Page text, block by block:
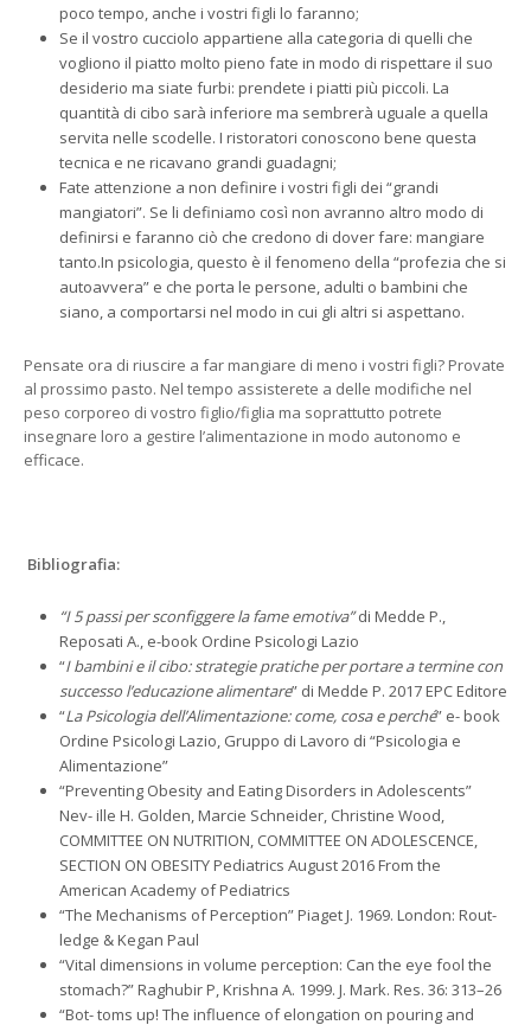
poco tempo, anche i vostri figli lo faranno;
Se il vostro cucciolo appartiene alla categoria di quelli che
vogliono il piatto molto pieno fate in modo di rispettare il suo
desiderio ma siate furbi: prendete i piatti più piccoli. La
quantità di cibo sarà inferiore ma sembrerà uguale a quella
servita nelle scodelle. I ristoratori conoscono bene questa
tecnica e ne ricavano grandi guadagni;
Fate attenzione a non definire i vostri figli dei “grandi
mangiatori”. Se li definiamo così non avranno altro modo di
definirsi e faranno ciò che credono di dover fare: mangiare
tanto.In psicologia, questo è il fenomeno della “profezia che si
autoavvera” e che porta le persone, adulti o bambini che
siano, a comportarsi nel modo in cui gli altri si aspettano.
Pensate ora di riuscire a far mangiare di meno i vostri figli? Provate
al prossimo pasto. Nel tempo assisterete a delle modifiche nel
peso corporeo di vostro figlio/figlia ma soprattutto potrete
insegnare loro a gestire l’alimentazione in modo autonomo e
efficace.
Bibliografia:
“I 5 passi per sconfiggere la fame emotiva”di Medde P.,
Reposati A., e-book Ordine Psicologi Lazio
“I bambini e il cibo: strategie pratiche per portare a termine con
successo l’educazione alimentare” di Medde P. 2017 EPC Editore
“La Psicologia dell’Alimentazione: come, cosa e perché” e- book
Ordine Psicologi Lazio, Gruppo di Lavoro di “Psicologia e
Alimentazione”
“Preventing Obesity and Eating Disorders in Adolescents”
Nev- ille H. Golden, Marcie Schneider, Christine Wood,
COMMITTEE ON NUTRITION, COMMITTEE ON ADOLESCENCE,
SECTION ON OBESITY Pediatrics August 2016 From the
American Academy of Pediatrics
“The Mechanisms of Perception” Piaget J. 1969. London: Rout-
ledge & Kegan Paul
“Vital dimensions in volume perception: Can the eye fool the
stomach?” Raghubir P, Krishna A. 1999. J. Mark. Res. 36: 313–26
“Bot- toms up! The influence of elongation on pouring and